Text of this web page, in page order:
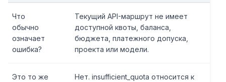
Что
обычно
означает
ошибка?
Текущий API-маршрут не имеет
доступной квоты, баланса,
бюджета, платежного допуска,
проекта или модели.
Это то же
Нет. insufficient_quota относится к